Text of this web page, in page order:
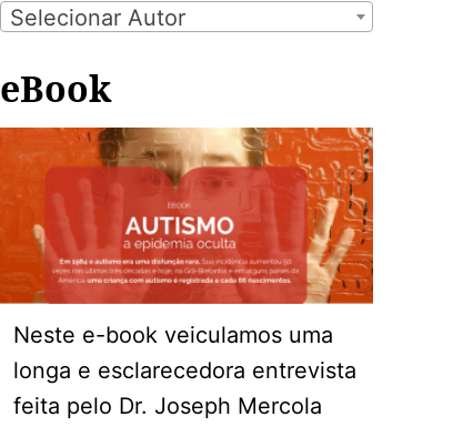
Selecionar Autor
eBook
Neste e-book veiculamos uma
longa e esclarecedora entrevista
feita pelo Dr. Joseph Mercola